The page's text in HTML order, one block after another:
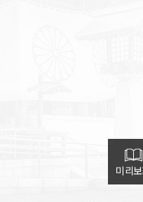
미리